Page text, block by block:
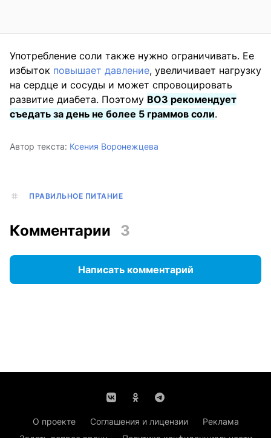
Употребление соли также нужно ограничивать. Ее
избыток повышает давление, увеличивает нагрузку
на сердце и сосуды и может спровоцировать
развитие диабета. Поэтому ВОЗ рекомендует
съедать за день не более 5 граммов соли.
Автор текста: Ксения Воронежцева
ПРАВИЛЬНОЕ ПИТАНИЕ
Комментарии 3
Написать комментарий
О проекте Соглашения и лицензии
Реклама